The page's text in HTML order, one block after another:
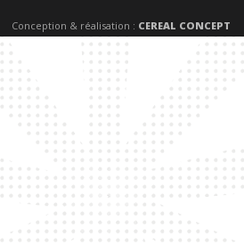
Conception & réalisation : CEREAL CONCEPT